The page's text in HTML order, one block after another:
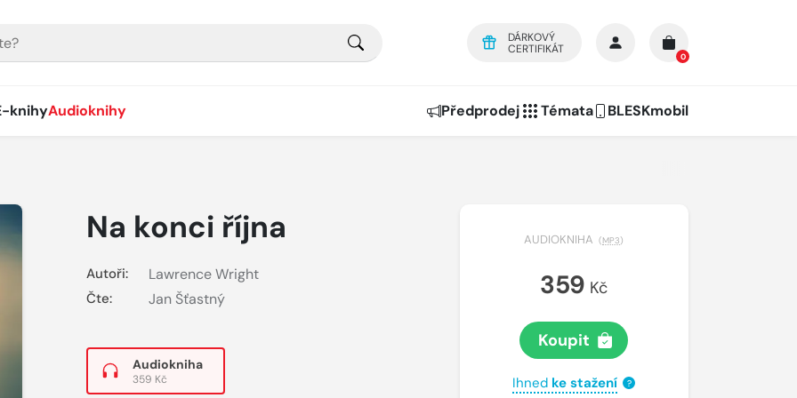
DÁRKOVÝ
CERTIFIKÁT
0
knihyAudioknihy Předprodej Témata BLESKmobil
Na konci října
Autoři: Lawrence Wright
Čte: Jan Šťastný
Audiokniha
359 Kč
AUDIOKNIHA (MP3)
359 Kč
Koupit
Ihned ke stažení ?